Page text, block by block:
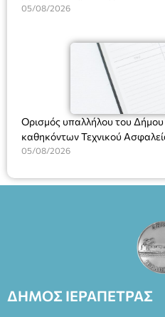
Υπηρεσιών για αποφάσεις,
(Ν. 5314/2026).»
05/08/2026
Ορισμός υπαλλήλου του
καθηκόντων Τεχνικού
05/08/2026
ΔΗΜΟΣ ΙΕΡΑΠΕΤΡΑΣ